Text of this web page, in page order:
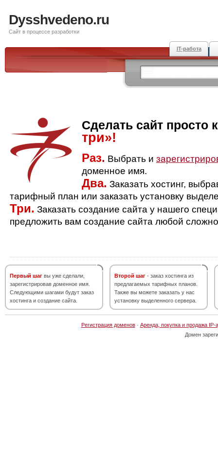
Dysshvedeno.ru
Сайт в процессе разработки
IT-работа
Сделать сайт просто
три»!
Раз. Выбрать и
доменное имя.
Два. Заказать хостинг,
тарифный план или заказать установку
Три. Заказать создание сайта у нашего
предложить вам создание сайта любой
Первый шаг вы уже сделали,
зарегистрировав доменное имя.
Следующими шагами будут заказ
хостинга и создание сайта.
Второй шаг - заказ хостинга из
предлагаемых тарифных планов.
Также вы можете заказать у нас
установку выделенного сервера.
Регистрация доменов· Аренда, покупка и продажа IP-
Домен